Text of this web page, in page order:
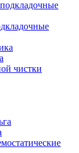
чистки